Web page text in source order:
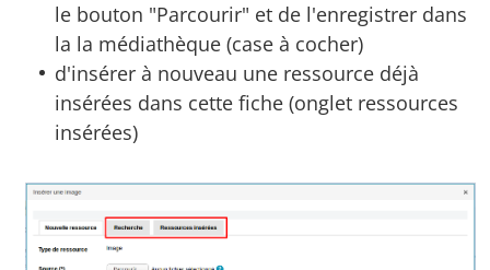
le bouton "Parcourir" et de l'enregistrer dans
la la médiathèque (case à cocher)
d'insérer à nouveau une ressource déjà
insérées dans cette fiche (onglet ressources
insérées)